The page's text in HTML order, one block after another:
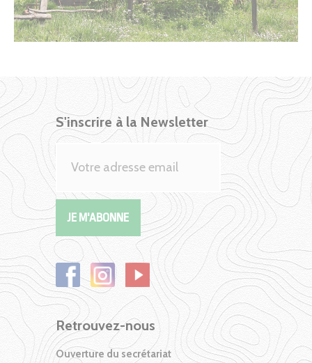
S'inscrire à la Newsletter
Retrouvez-nous
Ouverture du secrétariat